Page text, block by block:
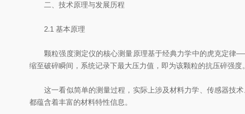
二、技术原理与发展历程
2.1 基本原理
颗粒强度测定仪的核心测量原理基于经典力学中的虎克定律
缩至破碎瞬间，系统记录下最大压力值，即为该颗粒的抗压碎强度。
这一看似简单的测量过程，实际上涉及材料力学、传感器技术
都蕴含着丰富的材料特性信息。